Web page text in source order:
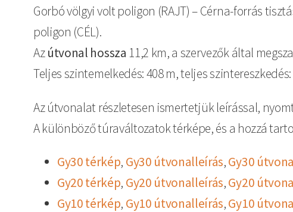
Gorbó völgyi volt poligon (RAJT) – Cérna-forrás
poligon (CÉL).
Azútvonal hossza 11,2 km, a szervezők által
Teljes szintemelkedés: 408 m, teljes szintereszkedés:
Az útvonalat részletesen ismertetjük leírással,
A különböző túraváltozatok térképe, és a hozzá
Gy30 térkép, Gy30 útvonalleírás,Gy30
Gy20 térkép, Gy20 útvonalleírás,Gy20
Gy10 térkép, Gy10 útvonalleírás,Gy10